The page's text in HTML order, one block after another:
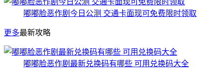
嘟嘟脸恶作剧今日公测 交通卡面现可免费限时领取
更多最新攻略
嘟嘟脸恶作剧最新兑换码有哪些 可用兑换码大全